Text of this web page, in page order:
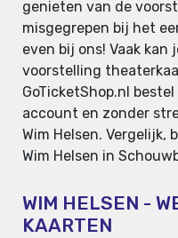
genieten van de
misgegrepen bij het
even bij ons! Vaak
voorstelling
GoTicketShop.nl
account en zonder
Wim Helsen. Vergelijk,
Wim Helsen in
WIM HELSEN -
KAARTEN